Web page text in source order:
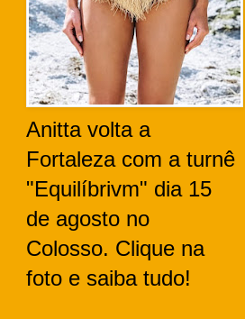
Anitta volta a
Fortaleza com a turnê
"Equilíbrivm" dia 15
de agosto no
Colosso. Clique na
foto e saiba tudo!